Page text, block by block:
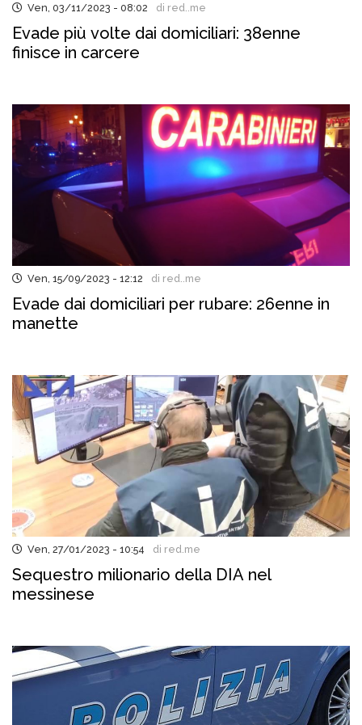
Ven, 03/11/2023 - 08:02 di red..me
Evade più volte dai domiciliari: 38enne
finisce in carcere
Ven, 15/09/2023 - 12:12 di red..me
Evade dai domiciliari per rubare: 26enne in
manette
Ven, 27/01/2023 - 10:54 di red.me
Sequestro milionario della DIA nel
messinese